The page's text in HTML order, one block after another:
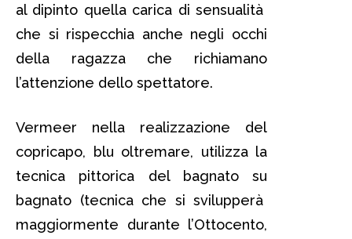
al dipinto quella carica di sensualità
che si rispecchia anche negli occhi
della ragazza che richiamano
l’attenzione dello spettatore.
Vermeer nella realizzazione del
copricapo, blu oltremare, utilizza la
tecnica pittorica del bagnato su
bagnato (tecnica che si svilupperà
maggiormente durante l’Ottocento,